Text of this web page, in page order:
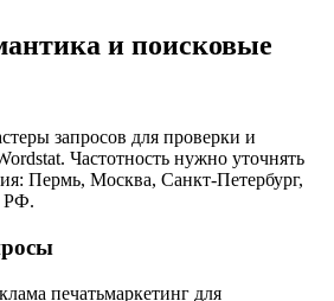
и поисковые
запросов для проверки и
Частотность нужно уточнять
Пермь, Москва, Санкт-Петербург,
РФ.
печатьмаркетинг для